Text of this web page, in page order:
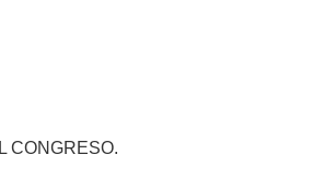
CONGRESO.